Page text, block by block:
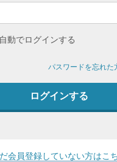
動でログインする
パスワードを忘れた
会員登録していない方はこ